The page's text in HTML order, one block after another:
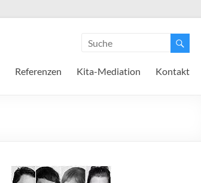
Referenzen Kita-Mediation Kontakt